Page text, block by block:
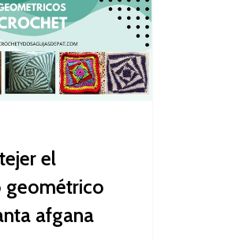
el
geométrico
afgana